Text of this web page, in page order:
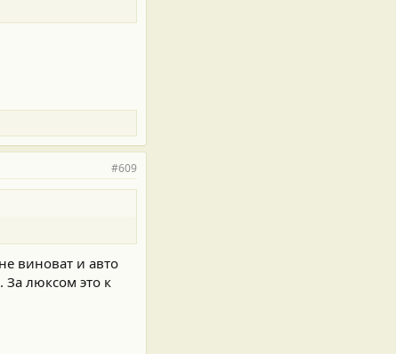
#609
виноват и авто
За люксом это к